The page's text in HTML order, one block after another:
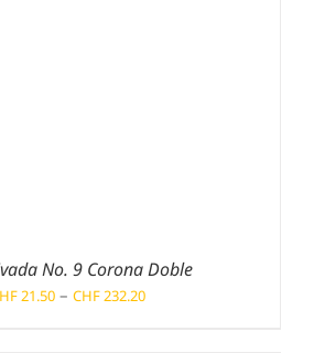
No. 9 Corona Doble
21.50 – CHF232.20Preisspanne: